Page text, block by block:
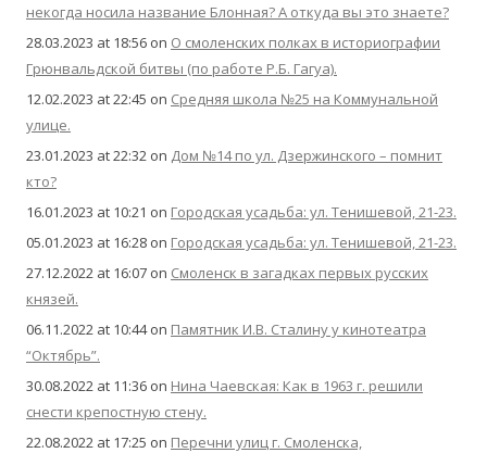
некогда носила название Блонная? А откуда вы это знаете?
28.03.2023 at 18:56 on О смоленских полках в историографии
Грюнвальдской битвы (по работе Р.Б. Гагуа).
12.02.2023 at 22:45 on Средняя школа №25 на Коммунальной
улице.
23.01.2023 at 22:32 on Дом №14 по ул. Дзержинского – помнит
кто?
16.01.2023 at 10:21 on Городская усадьба: ул. Тенишевой, 21-23.
05.01.2023 at 16:28 on Городская усадьба: ул. Тенишевой, 21-23.
27.12.2022 at 16:07 on Смоленск в загадках первых русских
князей.
06.11.2022 at 10:44on Памятник И.В. Сталину у кинотеатра
“Октябрь”.
30.08.2022 at 11:36 on Нина Чаевская: Как в 1963 г. решили
снести крепостную стену.
22.08.2022 at 17:25 on Перечни улиц г. Смоленска,